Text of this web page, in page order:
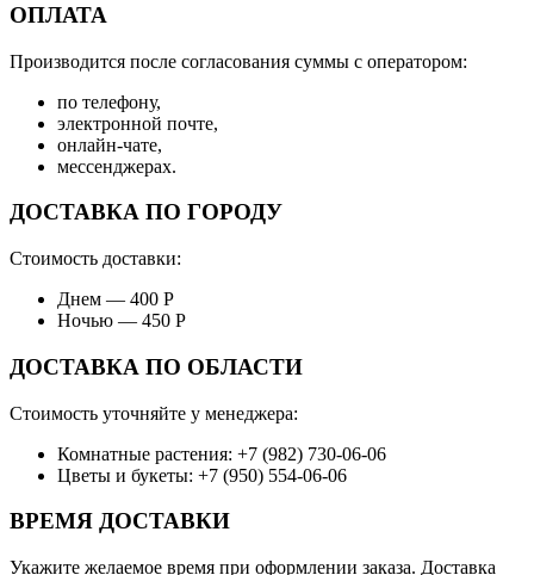
ОПЛАТА
Производится после согласования суммы с оператором:
по телефону,
электронной почте,
онлайн-чате,
мессенджерах.
ДОСТАВКА ПО ГОРОДУ
Стоимость доставки:
Днем — 400 Р
Ночью — 450 Р
ДОСТАВКА ПО ОБЛАСТИ
Стоимость уточняйте у менеджера:
Комнатные растения: +7 (982) 730-06-06
Цветы и букеты: +7 (950) 554-06-06
ВРЕМЯ ДОСТАВКИ
Укажите желаемое время при оформлении заказа. Доставка